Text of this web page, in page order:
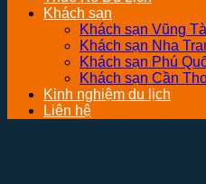
Khách sạn
Khách sạn Vũng
Khách sạn Nha
Khách sạn Phú
Khách sạn Cần
Kinh nghiệm du lịch
Liên hệ